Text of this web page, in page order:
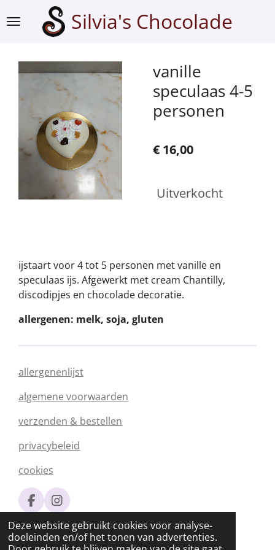
Deze website gebruikt cookies voor analyse-
doeleinden en/of het tonen van advertenties.
direct
hoofdinhoud
Silvia's Chocolade
vanille
speculaas 4-5
personen
€ 16,00
Uitverkocht
ijstaart voor 4 tot 5 personen met vanille en
speculaas ijs. Afgewerkt met cream Chantilly,
discodipjes en chocolade decoratie.
allergenen: melk, soja, gluten
allergenenlijst
algemene voorwaarden
verzenden & bestellen
privacybeleid
cookies
F
a
c
e
I
n
s
t
© 2020 - 2026 Silvia's Chocolade
Powered byJouwWeb